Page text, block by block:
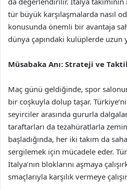
tür büyük karşılaşmalarda nasıl
konusunda önemli bir avantaja
dünya çapındaki kulüplerde uzun
Müsabaka Anı: Strateji ve
Maç günü geldiğinde, spor
bir coşkuyla dolup taşar.
seyirciler arasında gururla
taraftarları da tezahüratlarla
başladığında, her iki takım da
sergilemek için mücadele eder.
İtalya’nın bloklarını aşmaya
smaçlarıyla karşılık vermeye